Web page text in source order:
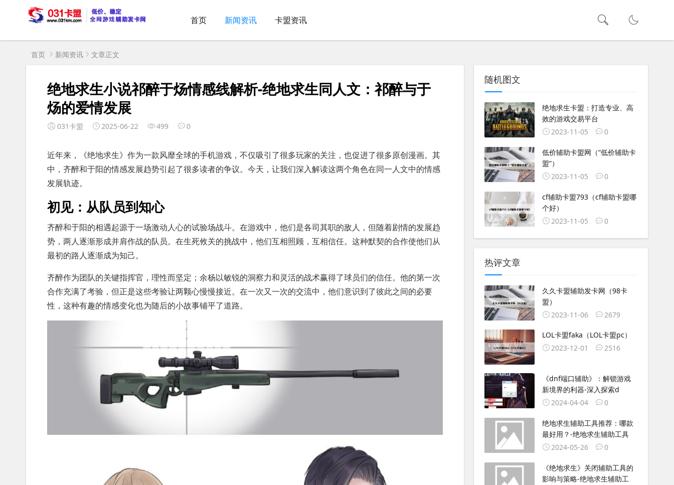
首页 新闻资讯 卡盟资讯
首页 新闻资讯 文章正文
绝地求生小说祁醉于炀情感线解析-绝地求生同人文：祁醉与于
炀的爱情发展
031卡盟 2025-06-22 499 0
近年来，《绝地求生》作为一款风靡全球的手机游戏，不仅吸引了很多玩家的关注，也促进了很多原创漫画。其
中，齐醉和于阳的情感发展趋势引起了很多读者的争议。今天，让我们深入解读这两个角色在同一人文中的情感
发展轨迹。
初见：从队员到知心
齐醉和于阳的相遇起源于一场激动人心的试验场战斗。在游戏中，他们是各司其职的敌人，但随着剧情的发展趋
势，两人逐渐形成并肩作战的队员。在生死攸关的挑战中，他们互相照顾，互相信任。这种默契的合作使他们从
最初的路人逐渐成为知己。
齐醉作为团队的关键指挥官，理性而坚定；余杨以敏锐的洞察力和灵活的战术赢得了球员们的信任。他的第一次
合作充满了考验，但正是这些考验让两颗心慢慢接近。在一次又一次的交流中，他们意识到了彼此之间的必要
性，这种有趣的情感变化也为随后的小故事铺平了道路。
随机图文
绝地求生卡盟：打造专业、高
效的游戏交易平台
2023-11-05
0
低价辅助卡盟网（“低价辅助卡
盟”）
2023-11-05
0
cf辅助卡盟793（cf辅助卡盟哪
个好）
2023-11-05
0
热评文章
久久卡盟辅助发卡网（98卡
盟）
2023-11-06
2679
LOL卡盟faka（LOL卡盟pc）
2023-12-01
2516
《dnf端口辅助》：解锁游戏
新境界的利器-深入探索d
2024-04-04
0
绝地求生辅助工具推荐：哪款
最好用？-绝地求生辅助工具
2024-05-26
0
《绝地求生》关闭辅助工具的
影响与策略-绝地求生辅助工